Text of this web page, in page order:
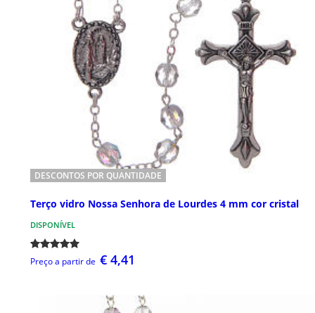
DESCONTOS POR QUANTIDADE
Terço vidro Nossa Senhora de Lourdes 4 mm cor cristal
DISPONÍVEL
Preço a partir de € 4,41